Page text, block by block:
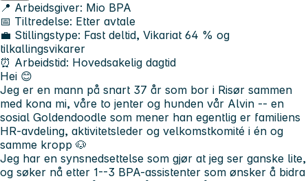
📍 Arbeidsgiver: Mio BPA
📅 Tiltredelse: Etter avtale
💼 Stillingstype: Fast deltid, Vikariat 64 % og
tilkallingsvikarer
⏰ Arbeidstid: Hovedsakelig dagtid
Hei 😊
Jeg er en mann på snart 37 år som bor i Risør sammen
med kona mi, våre to jenter og hunden vår Alvin -- en
sosial Goldendoodle som mener han egentlig er familiens
HR-avdeling, aktivitetsleder og velkomstkomité i én og
samme kropp 🐶
Jeg har en synsnedsettelse som gjør at jeg ser ganske lite,
og søker nå etter 1--3 BPA-assistenter som ønsker å bidra